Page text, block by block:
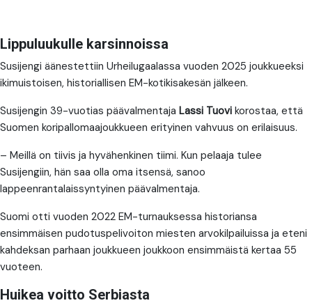
Lippuluukulle karsinnoissa
Susijengi äänestettiin Urheilugaalassa vuoden 2025 joukkueeksi
ikimuistoisen, historiallisen EM-kotikisakesän jälkeen.
Susijengin 39-vuotias päävalmentaja Lassi Tuovi korostaa, että
Suomen koripallomaajoukkueen erityinen vahvuus on erilaisuus.
– Meillä on tiivis ja hyvähenkinen tiimi. Kun pelaaja tulee
Susijengiin, hän saa olla oma itsensä, sanoo
lappeenrantalaissyntyinen päävalmentaja.
Suomi otti vuoden 2022 EM-turnauksessa historiansa
ensimmäisen pudotuspelivoiton miesten arvokilpailuissa ja eteni
kahdeksan parhaan joukkueen joukkoon ensimmäistä kertaa 55
vuoteen.
Huikea voitto Serbiasta